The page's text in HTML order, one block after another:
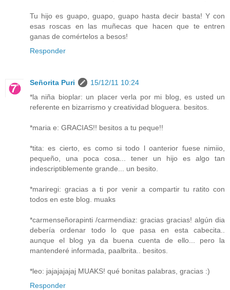
Tu hijo es guapo, guapo, guapo hasta decir basta! Y con
esas roscas en las muñecas que hacen que te entren
ganas de comértelos a besos!
Responder
Señorita Puri
15/12/11 10:24
*la niña bioplar: un placer verla por mi blog, es usted un
referente en bizarrismo y creatividad bloguera. besitos.
*maria e: GRACIAS!! besitos a tu peque!!
*tita: es cierto, es como si todo l oanterior fuese nimiio,
pequeño, una poca cosa... tener un hijo es algo tan
indescriptiblemente grande... un besito.
*mariregi: gracias a ti por venir a compartir tu ratito con
todos en este blog. muaks
*carmenseñorapinti /carmendiaz: gracias gracias! algún dia
debería ordenar todo lo que pasa en esta cabecita..
aunque el blog ya da buena cuenta de ello... pero la
mantenderé informada, paalbrita.. besitos.
*leo: jajajajajaj MUAKS! qué bonitas palabras, gracias :)
Responder